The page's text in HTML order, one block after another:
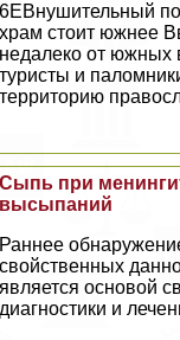
6EВнушительный
храм стоит южнее
недалеко от южных
туристы и
территорию
Сыпь при
высыпаний
Раннее
свойственных
является основой
диагностики и